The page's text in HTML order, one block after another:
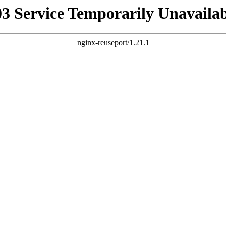
Service Temporarily
nginx-reuseport/1.21.1